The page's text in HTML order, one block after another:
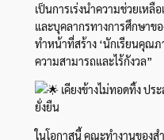
เป็นการเร่งนำความช่วยเหลื
และบุคลากรทางการศึกษาข
ทำหน้าที่สร้าง ‘นักเรียนคุณภ
ความสามารถและไร้กังวล”
เคียงข้างไม่ทอดทิ้ง ป
ยั่งยืน
ในโอกาสนี้ คณะทำงานของ